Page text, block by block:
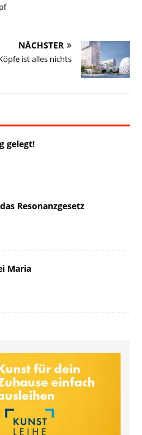
NÄCHSTER
ist alles nichts
gelegt!
Resonanzgesetz
Maria